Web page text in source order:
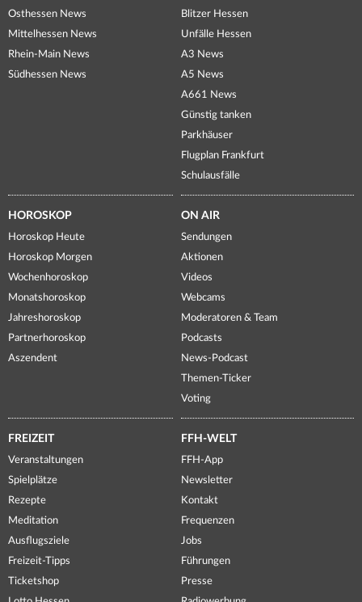
Osthessen News
Mittelhessen News
Rhein-Main News
Südhessen News
Blitzer Hessen
Unfälle Hessen
A3 News
A5 News
A661 News
Günstig tanken
Parkhäuser
Flugplan Frankfurt
Schulausfälle
HOROSKOP
Horoskop Heute
Horoskop Morgen
Wochenhoroskop
Monatshoroskop
Jahreshoroskop
Partnerhoroskop
Aszendent
ON AIR
Sendungen
Aktionen
Videos
Webcams
Moderatoren & Team
Podcasts
News-Podcast
Themen-Ticker
Voting
FREIZEIT
Veranstaltungen
Spielplätze
Rezepte
Meditation
Ausflugsziele
Freizeit-Tipps
Ticketshop
FFH-WELT
FFH-App
Newsletter
Kontakt
Frequenzen
Jobs
Führungen
Presse